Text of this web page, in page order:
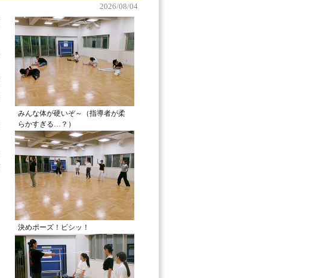
2026/08/04
みんな体が硬いぞ～（指導者が柔
らかすぎる…？）
決めポーズ！ビシッ！